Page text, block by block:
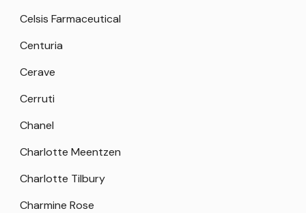
Celsis Farmaceutical
Centuria
Cerave
Cerruti
Chanel
Charlotte Meentzen
Charlotte Tilbury
Charmine Rose